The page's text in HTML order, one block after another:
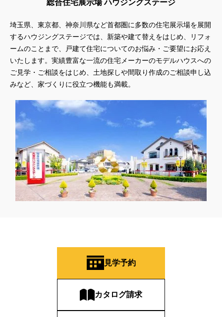
総合住宅展示場 ハウジングステージ
埼玉県、東京都、神奈川県など首都圏に多数の住宅展示場を展開
するハウジングステージでは、新築や建て替えをはじめ、リフォ
ームのことまで、戸建て住宅についてのお悩み・ご要望にお応え
いたします。実績豊富な一流の住宅メーカーのモデルハウスへの
ご見学・ご相談をはじめ、土地探しや間取り作成のご相談申し込
みなど、家づくりに役立つ機能も満載。
見学予約
カタログ請求